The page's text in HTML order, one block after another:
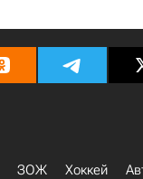
ЗОЖ Хоккей